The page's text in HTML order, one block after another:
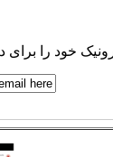
خود را برای